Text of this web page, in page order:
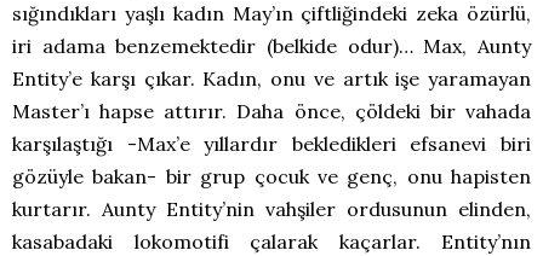
sığındıkları yaşlı kadın May’ın çiftliğindeki zeka özürlü,
iri adama benzemektedir (belkide odur)… Max, Aunty
Entity’e karşı çıkar. Kadın, onu ve artık işe yaramayan
Master’ı hapse attırır. Daha önce, çöldeki bir vahada
karşılaştığı -Max’e yıllardır bekledikleri efsanevi biri
gözüyle bakan- bir grup çocuk ve genç, onu hapisten
kurtarır. Aunty Entity’nin vahşiler ordusunun elinden,
kasabadaki lokomotifi çalarak kaçarlar. Entity’nın